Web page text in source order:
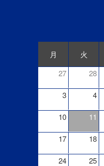
月 火
27
28
3 4
10 11
17 18
24 25